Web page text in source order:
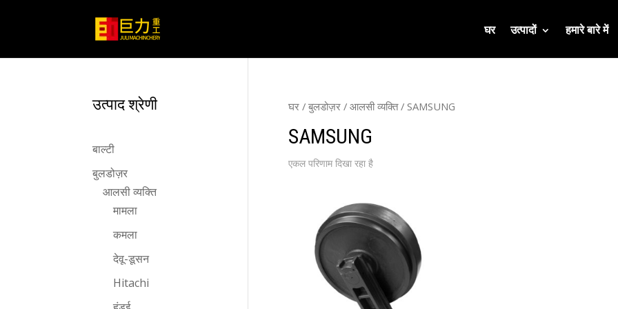
घर उत्पादों हमारे बारे में
घर/ बुलडोज़र/ आलसी व्यक्ति/ SAMSUNG
SAMSUNG
एकल परिणाम दिखा रहा है
उत्पाद श्रेणी
बाल्टी
बुलडोज़र
आलसी व्यक्ति
मामला
कमला
देवू-डूसन
Hitachi